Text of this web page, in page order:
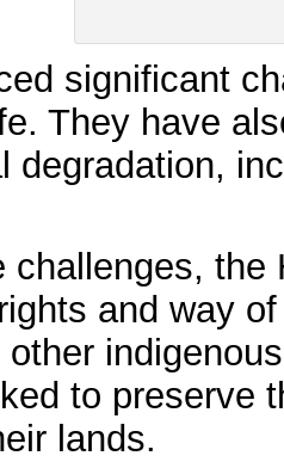
significant
They have
degradation,
challenges,
and way
to preserve
lands.